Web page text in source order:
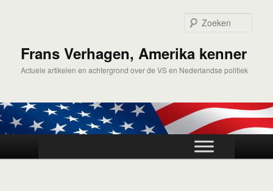
inhoudFrans Verhagen, Amerika kenner
Actuele artikelen en achtergrond over de VS en Nederlandse politiek